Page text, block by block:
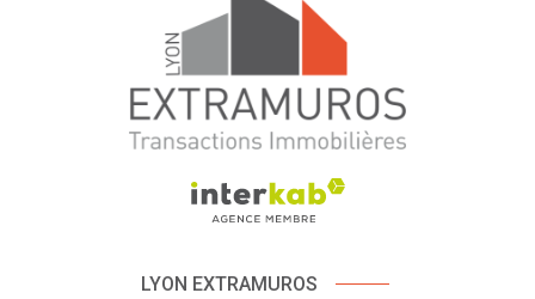
LYON EXTRAMUROS